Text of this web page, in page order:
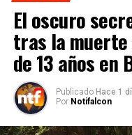
El oscuro
tras la muerte
de 13 años en
Publicado Hace 1
Por Notifalcon